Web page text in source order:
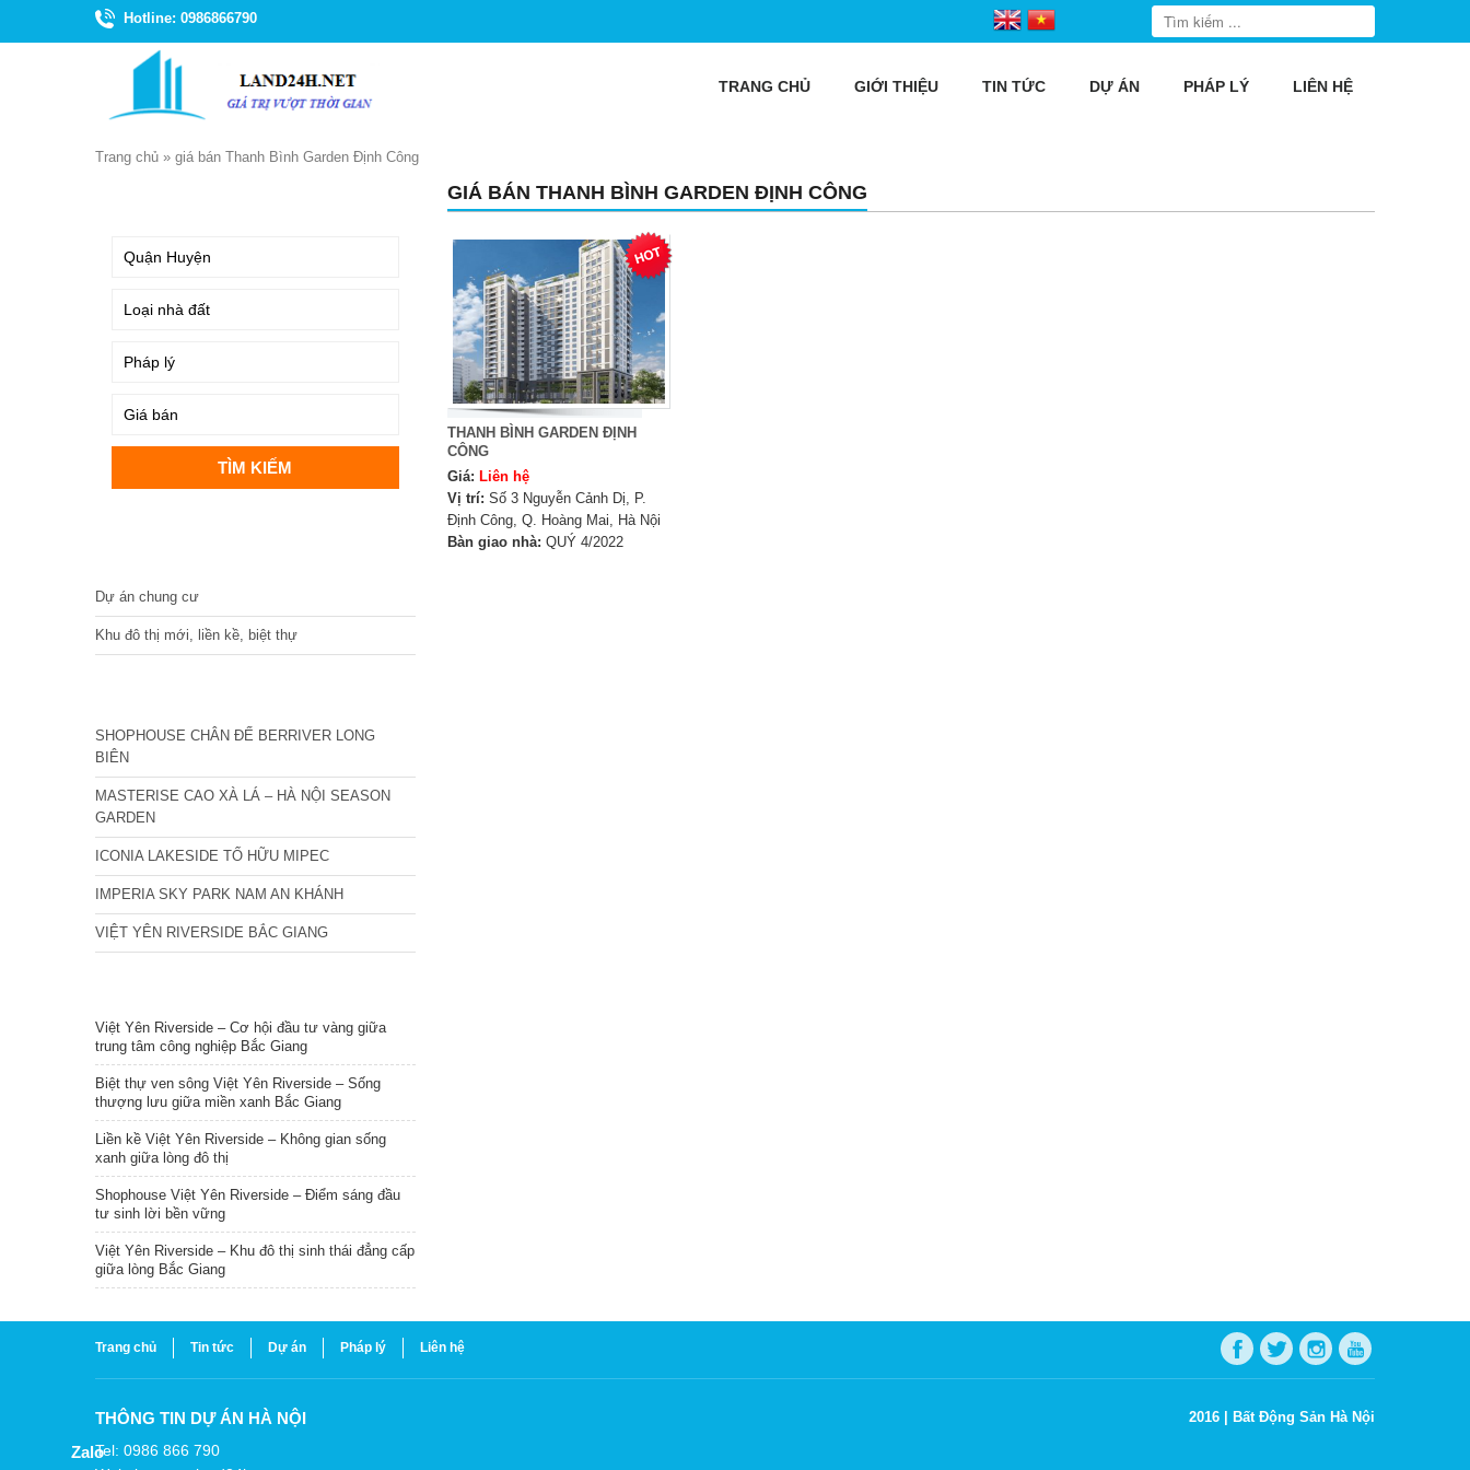
Hotline: 0986866790
TRANG CHỦ GIỚI THIỆU TIN TỨC DỰ ÁN PHÁP LÝ LIÊN HỆ
Trang chủ » giá bán Thanh Bình Garden Định Công
GIÁ BÁN THANH BÌNH GARDEN ĐỊNH CÔNG
THANH BÌNH GARDEN ĐỊNH
CÔNG
Giá: Liên hệ
Vị trí: Số 3 Nguyễn Cảnh Dị, P.
Định Công, Q. Hoàng Mai, Hà Nội
Bàn giao nhà: QUÝ 4/2022
Dự án chung cư
Khu đô thị mới, liền kề, biệt thự
SHOPHOUSE CHÂN ĐẾ BERRIVER LONG
BIÊN
MASTERISE CAO XÀ LÁ – HÀ NỘI SEASON
GARDEN
ICONIA LAKESIDE TỐ HỮU MIPEC
IMPERIA SKY PARK NAM AN KHÁNH
VIỆT YÊN RIVERSIDE BẮC GIANG
Việt Yên Riverside – Cơ hội đầu tư vàng giữa
trung tâm công nghiệp Bắc Giang
Biệt thự ven sông Việt Yên Riverside – Sống
thượng lưu giữa miền xanh Bắc Giang
Liền kề Việt Yên Riverside – Không gian sống
xanh giữa lòng đô thị
Shophouse Việt Yên Riverside – Điểm sáng đầu
tư sinh lời bền vững
Việt Yên Riverside – Khu đô thị sinh thái đẳng cấp
giữa lòng Bắc Giang
Trang chủ Tin tức Dự án Pháp lý Liên hệ
THÔNG TIN DỰ ÁN HÀ NỘI
Tel: 0986 866 790
2016 | Bất Động Sản Hà Nội
Zalo